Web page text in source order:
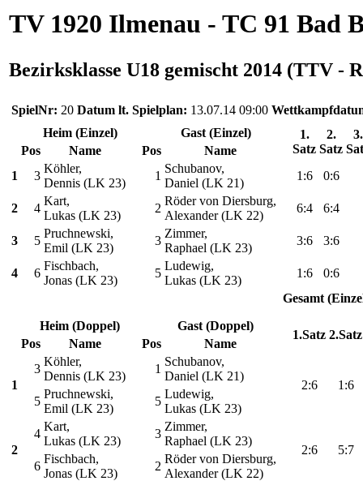
TV 1920 Ilmenau - TC 91 Bad
Bezirksklasse U18 gemischt 2014 (TTV -
SpielNr: 20 Datum lt. Spielplan: 13.07.14 09:00
Heim (Einzel)
Gast (Einzel)
1.
Satz
2.
Satz
3.
Pos Name Pos
Name
1
3
Köhler,
Dennis (LK 23)
1
Schubanov,
Daniel (LK 21)
1:6 0:6
2 4
Kart,
Lukas (LK 23)
2
Röder von Diersburg,
Alexander (LK 22)
6:4 6:4
3 5
Pruchnewski,
Emil (LK 23)
3
Zimmer,
Raphael (LK 23)
3:6 3:6
4 6
Fischbach,
Jonas (LK 23)
5
Ludewig,
Lukas (LK 23)
1:6
0:6
Gesamt
Heim (Doppel)
Gast (Doppel)
1.Satz 2.Satz
Pos Name Pos Name
1
3
Köhler,
Dennis (LK 23)
1
Schubanov,
Daniel (LK 21)
2:6
1:6
5
Pruchnewski,
Emil (LK 23)
5
Ludewig,
Lukas (LK 23)
2
4
Kart,
Lukas (LK 23)
3
Zimmer,
Raphael (LK 23)
2:6
5:7
6
Fischbach,
Jonas (LK 23)
2
Röder von Diersburg,
Alexander (LK 22)